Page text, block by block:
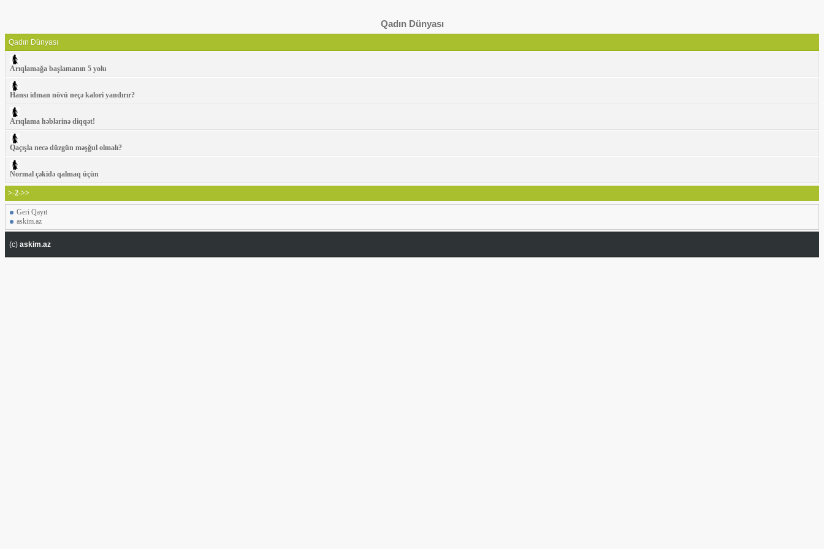
Qadın Dünyası
Qadın Dünyası
Arıqlamağa başlamanın 5 yolu
Hansı idman növü neçə kalori yandırır?
Arıqlama həblərinə diqqət!
Qaçışla necə düzgün məşğul olmalı?
Normal çəkidə qalmaq üçün
>-2->>
Geri Qayıt
askim.az
(c) askim.az